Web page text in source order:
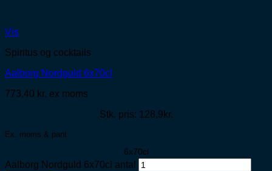
Vis
Spiritus og cocktails
Aalborg Nordguld 6x70cl
773,40 kr. ex moms
Stk. pris: 128,9kr.
Ex. moms & pant
6x70cl
Aalborg Nordguld 6x70cl antal